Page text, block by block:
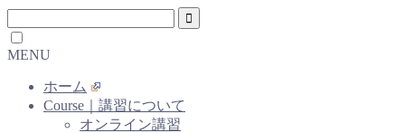
MENU
ホーム
Course｜講習について
オンライン講習